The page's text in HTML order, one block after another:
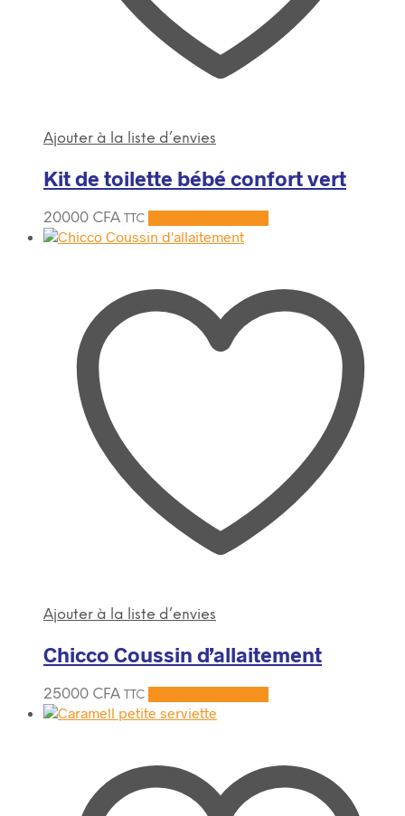
Ajouter à la liste d’envies
Kit de toilette bébé confort vert
20000 CFA TTC
Ajouter à la liste d’envies
Chicco Coussin d’allaitement
25000 CFA TTC